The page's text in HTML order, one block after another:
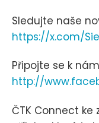
Sledujte naše
https://x.com/
Připojte se k
http://
ČTK Connect